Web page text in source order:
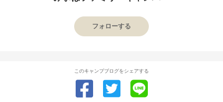
フォローする
このキャンプブログをシェアする